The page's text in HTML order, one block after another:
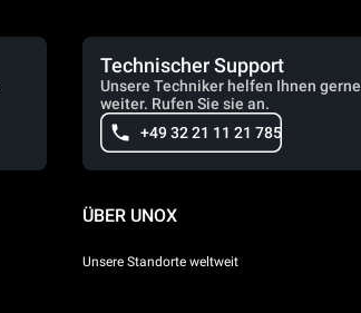
Technischer Support
Unsere Techniker helfen Ihnen gerne
weiter. Rufen Sie sie an.
+49 32 21 11 21 785
ÜBER UNOX
Unsere Standorte weltweit